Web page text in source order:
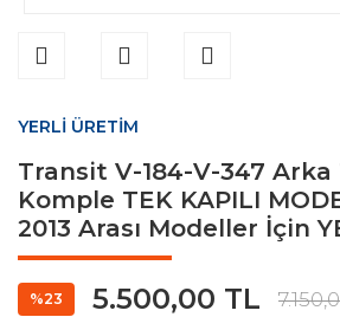
YERLİ ÜRETİM
Transit V-184-V-347 Arka
Komple TEK KAPILI
2013 Arası Modeller İçin
%23 5.500,00 TL